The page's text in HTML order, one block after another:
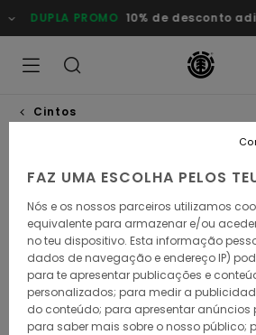
para
a
PROMO 10% de desconto
Cintos
FAZ UMA ESCOLHA PELOS
Nós e os nossos parceiros utilizamos
equivalente para armazenar e/ou
no teu dispositivo. Esta informação
dados de navegação e endereço IP)
para te apresentar publicações e
personalizados; para medir a
do conteúdo; para apresentar anúncios
para saber mais sobre o nosso público;